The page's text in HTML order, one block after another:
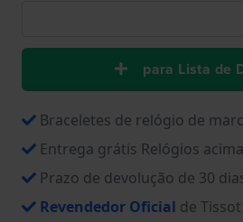
para Lista de
Braceletes de relógio de
Entrega grátis Relógios
Prazo de devolução de 30
Revendedor Oficial de Tissot